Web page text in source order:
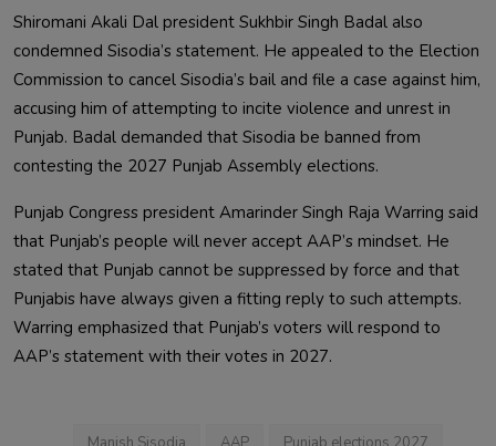
Shiromani Akali Dal president Sukhbir Singh Badal also
condemned Sisodia’s statement. He appealed to the Election
Commission to cancel Sisodia’s bail and file a case against him,
accusing him of attempting to incite violence and unrest in
Punjab. Badal demanded that Sisodia be banned from
contesting the 2027 Punjab Assembly elections.
Punjab Congress president Amarinder Singh Raja Warring said
that Punjab’s people will never accept AAP’s mindset. He
stated that Punjab cannot be suppressed by force and that
Punjabis have always given a fitting reply to such attempts.
Warring emphasized that Punjab’s voters will respond to
AAP’s statement with their votes in 2027.